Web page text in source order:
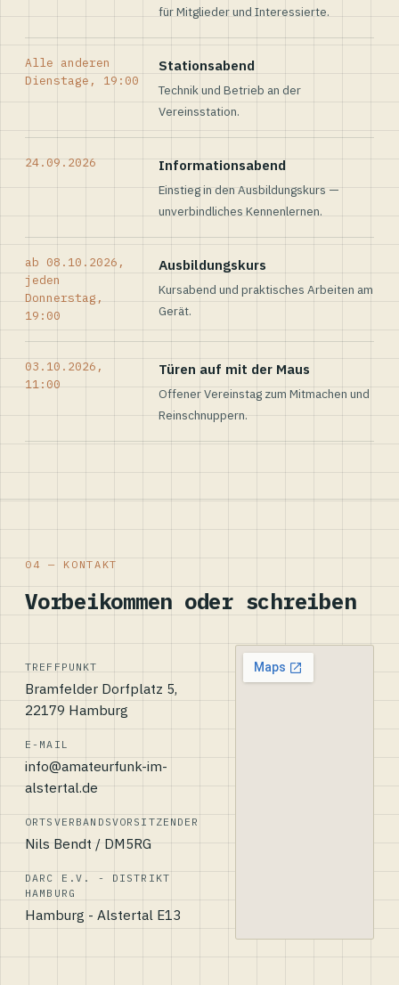
für Mitglieder und Interessierte.
Alle anderen
Dienstage, 19:00
Stationsabend
Technik und Betrieb an der
Vereinsstation.
24.09.2026 Informationsabend
Einstieg in den Ausbildungskurs —
unverbindliches Kennenlernen.
ab 08.10.2026,
jeden
Donnerstag,
19:00
Ausbildungskurs
Kursabend und praktisches Arbeiten am
Gerät.
03.10.2026,
11:00
Türen auf mit der Maus
Offener Vereinstag zum Mitmachen und
Reinschnuppern.
04 — KONTAKT
Vorbeikommen oder schreiben
TREFFPUNKT
Bramfelder Dorfplatz 5,
22179 Hamburg
E-MAIL
info@amateurfunk-im-
alstertal.de
ORTSVERBANDSVORSITZENDER
Nils Bendt / DM5RG
DARC E.V. - DISTRIKT
HAMBURG
Hamburg - Alstertal E13